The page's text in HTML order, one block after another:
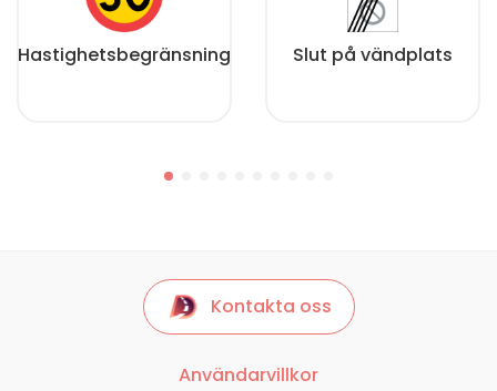
Hastighetsbegränsning Slut på vändplats
Kontakta oss
Användarvillkor